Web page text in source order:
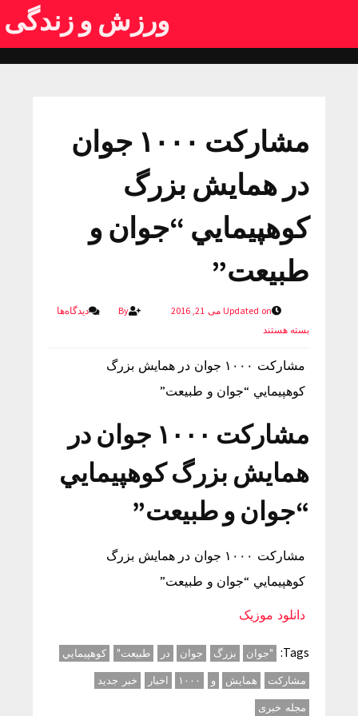
ورزش و زندگی
مشاركت ۱۰۰۰ جوان
در همايش بزرگ
كوهپيمایي “جوان و
طبيعت”
Updated on می 21, 2016 By
دیدگاه‌ها
بسته هستند
مشاركت ۱۰۰۰ جوان در همايش بزرگ
كوهپيمایي “جوان و طبيعت”
مشاركت ۱۰۰۰ جوان در
همايش بزرگ كوهپيمایي
“جوان و طبيعت”
مشاركت ۱۰۰۰ جوان در همايش بزرگ
كوهپيمایي “جوان و طبيعت”
دانلود موزیک
Tags: "جوان بزرگ جوان در طبيعت"
كوهپيمایي
مشاركت
همايش و ۱۰۰۰ اخبار
خبر جدید
مجله خبری